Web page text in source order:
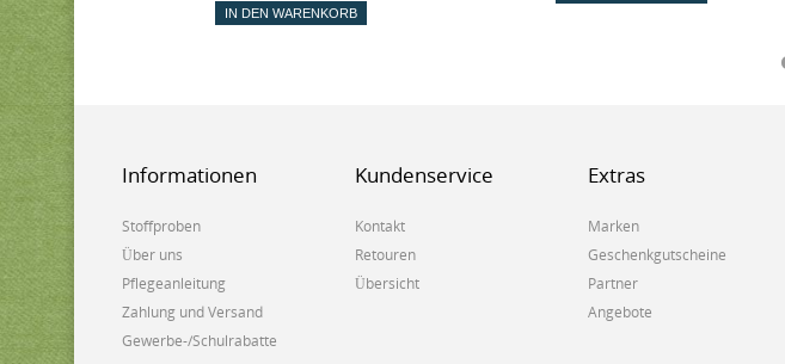
IN DEN WARENKORB
Informationen
Stoffproben
Über uns
Pflegeanleitung
Zahlung und Versand
Gewerbe-/Schulrabatte
Kundenservice
Kontakt
Retouren
Übersicht
Extras
Marken
Geschenkgutscheine
Partner
Angebote